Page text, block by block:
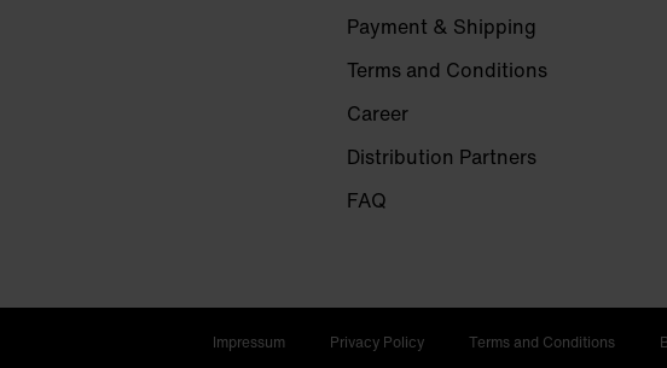
Payment & Shipping
Terms and Conditions
Career
Distribution Partners
FAQ
Impressum Privacy Policy Terms and Conditions